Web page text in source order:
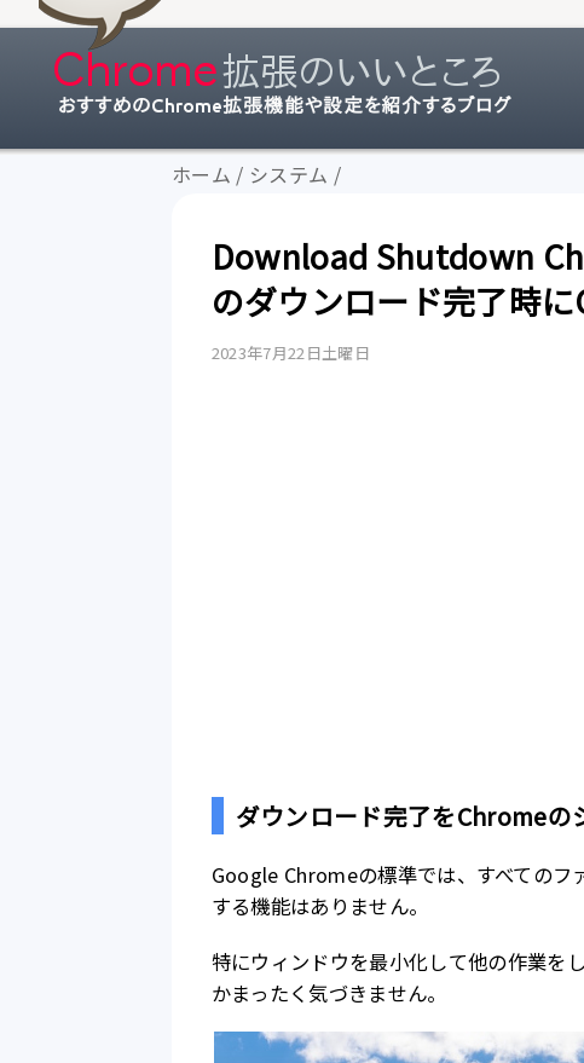
ホーム / システム /
Download Shutdown
のダウンロード完了時
2023年7月22日土曜日
ダウンロード完了をChromeの
Google Chromeの標準では、すべてのフ
する機能はありません。
特にウィンドウを最小化して他の作業を
かまったく気づきません。